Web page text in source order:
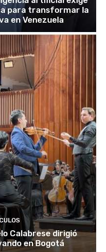
para transformar la
en Venezuela
Calabrese dirigió
en Bogotá